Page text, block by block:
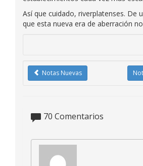
Así que cuidado, riverplatenses. De
que esta nueva era de aberración
Notas Nuevas
70 Comentarios